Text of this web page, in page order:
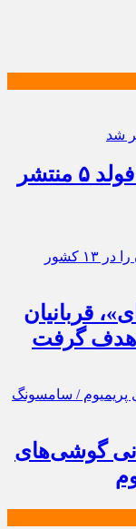
اولین تصاویر شیائومی میکس فولد ۵ منتشر
قربانیان
گوشی‌های